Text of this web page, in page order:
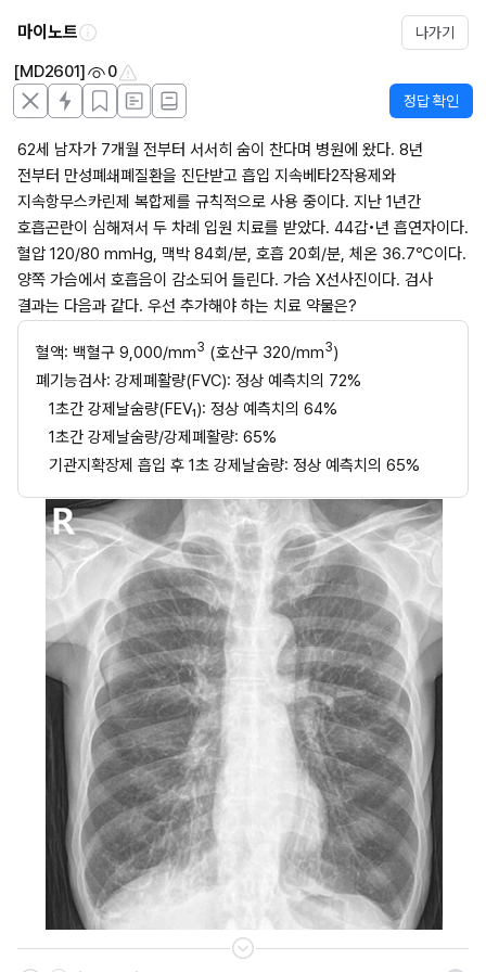
마이노트 나가기
[MD2601] 0
정답 확인
62세 남자가 7개월 전부터 서서히 숨이 찬다며 병원에 왔다. 8년
전부터 만성폐쇄폐질환을 진단받고 흡입 지속베타2작용제와
지속항무스카린제 복합제를 규칙적으로 사용 중이다. 지난 1년간
호흡곤란이 심해져서 두 차례 입원 치료를 받았다. 44갑•년 흡연자이다.
혈압 120/80 mmHg, 맥박 84회/분, 호흡 20회/분, 체온 36.7℃이다.
양쪽 가슴에서 호흡음이 감소되어 들린다. 가슴 X선사진이다. 검사
결과는 다음과 같다. 우선 추가해야 하는 치료 약물은?
혈액: 백혈구 9,000/mm3 (호산구 320/mm3)
폐기능검사: 강제폐활량(FVC): 정상 예측치의 72%
1초간 강제날숨량(FEV₁): 정상 예측치의 64%
1초간 강제날숨량/강제폐활량: 65%
기관지확장제 흡입 후 1초 강제날숨량: 정상 예측치의 65%